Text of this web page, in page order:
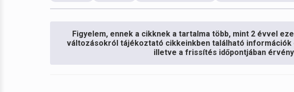
Figyelem, ennek a cikknek a tartalma több, mint 2 évvel
változásokról tájékoztató cikkeinkben található információk
illetve a frissítés időpontjában